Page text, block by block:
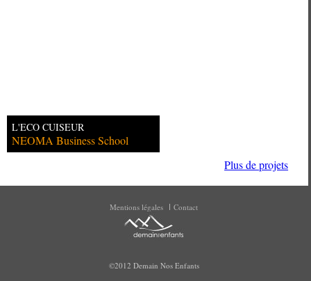
L'ECO CUISEUR
NEOMA Business School
Plus de projets
Mentions légales Contact
©2012 Demain Nos Enfants